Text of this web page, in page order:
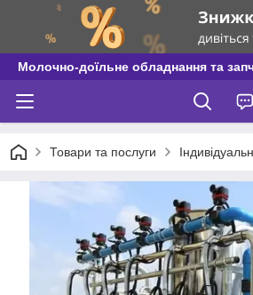
Молочно-доїльне обладнання та
Товари та послуги